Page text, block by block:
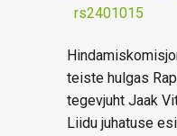
rs2401015
teiste hulgas
tegevjuht Jaak
Liidu juhatuse